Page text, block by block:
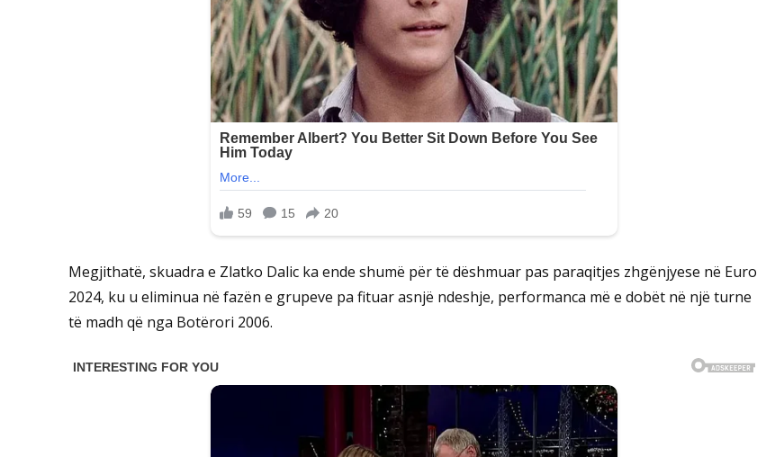
Megjithatë, skuadra e Zlatko Dalic ka ende shumë për të dëshmuar pas paraqitjes zhgënjyese në Euro
2024, ku u eliminua në fazën e grupeve pa fituar asnjë ndeshje, performanca më e dobët në një turne
të madh që nga Botërori 2006.